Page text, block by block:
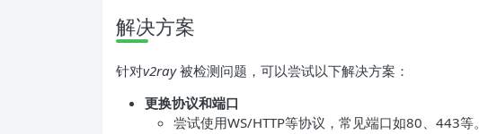
解决方案
针对v2ray被检测问题，可以尝试以下解决方案：
更换协议和端口
尝试使用WS/HTTP等协议，常见端口如80、443等。